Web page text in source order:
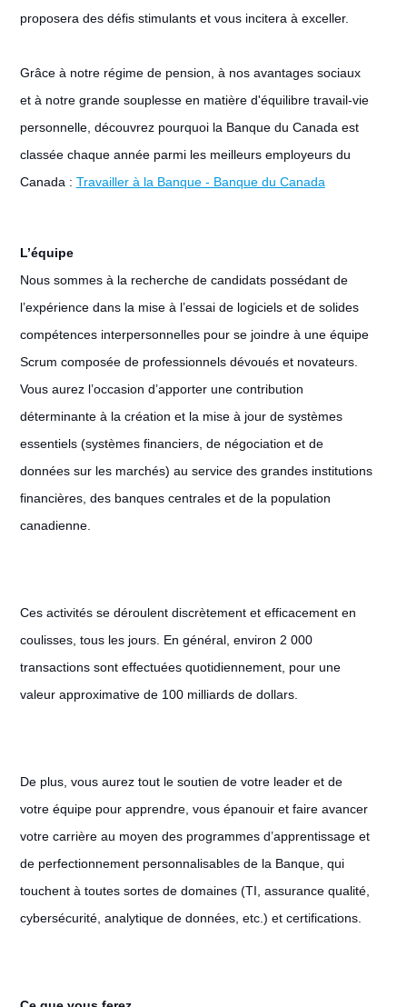
proposera des défis stimulants et vous incitera à exceller.
Grâce à notre régime de pension, à nos avantages sociaux
et à notre grande souplesse en matière d'équilibre travail-vie
personnelle, découvrez pourquoi la Banque du Canada est
classée chaque année parmi les meilleurs employeurs du
Canada : Travailler à la Banque - Banque du Canada
L’équipe
Nous sommes à la recherche de candidats possédant de
l’expérience dans la mise à l’essai de logiciels et de solides
compétences interpersonnelles pour se joindre à une équipe
Scrum composée de professionnels dévoués et novateurs.
Vous aurez l’occasion d’apporter une contribution
déterminante à la création et la mise à jour de systèmes
essentiels (systèmes financiers, de négociation et de
données sur les marchés) au service des grandes institutions
financières, des banques centrales et de la population
canadienne.
Ces activités se déroulent discrètement et efficacement en
coulisses, tous les jours. En général, environ 2 000
transactions sont effectuées quotidiennement, pour une
valeur approximative de 100 milliards de dollars.
De plus, vous aurez tout le soutien de votre leader et de
votre équipe pour apprendre, vous épanouir et faire avancer
votre carrière au moyen des programmes d’apprentissage et
de perfectionnement personnalisables de la Banque, qui
touchent à toutes sortes de domaines (TI, assurance qualité,
cybersécurité, analytique de données, etc.) et certifications.